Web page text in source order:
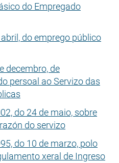
do Empregado
do emprego público
decembro, de
persoal ao Servizo das
do 24 de maio, sobre
do servizo
do 10 de marzo, polo
xeral de Ingreso